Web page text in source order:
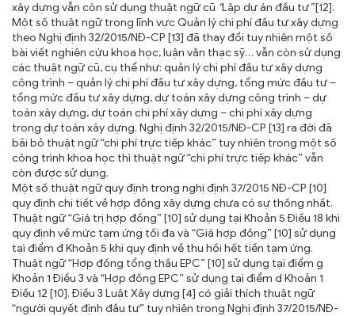
xây dựng vẫn còn sử dụng thuật ngữ cũ “Lập dự án đầu tư”[12].
Một số thuật ngữ trong lĩnh vực Quản lý chi phí đầu tư xây dựng
theo Nghị định 32/2015/NĐ-CP [13] đã thay đổi tuy nhiên một số
bài viết nghiên cứu khoa học, luận văn thạc sỹ… vẫn còn sử dụng
các thuật ngữ cũ, cụ thể như: quản lý chi phí đầu tư xây dựng
công trình – quản lý chi phí đầu tư xây dựng, tổng mức đầu tư –
tổng mức đầu tư xây dựng, dự toán xây dựng công trình – dự
toán xây dựng, dự toán chi phí xây dựng – chi phí xây dựng
trong dự toán xây dựng. Nghị định 32/2015/NĐ-CP [13] ra đời đã
bãi bỏ thuật ngữ “chi phí trực tiếp khác” tuy nhiên trong một số
công trình khoa học thì thuật ngữ “chi phí trực tiếp khác” vẫn
còn được sử dụng.
Một số thuật ngữ quy định trong nghị định 37/2015 NĐ-CP [10]
quy định chi tiết về hợp đồng xây dựng chưa có sự thống nhất.
Thuật ngữ “Giá trị hợp đồng” [10] sử dụng tại Khoản 5 Điều 18 khi
quy định về mức tạm ứng tối đa và “Giá hợp đồng” [10] sử dụng
tại điểm đ Khoản 5 khi quy định về thu hồi hết tiền tạm ứng.
Thuật ngữ “Hợp đồng tổng thầu EPC” [10] sử dụng tại điểm g
Khoản 1 Điều 3 và “Hợp đồng EPC” sử dụng tại điểm d Khoản 1
Điều 12 [10]. Điều 3 Luật Xây dựng [4] có giải thích thuật ngữ
“người quyết định đầu tư” tuy nhiên trong Nghị định 37/2015/NĐ-